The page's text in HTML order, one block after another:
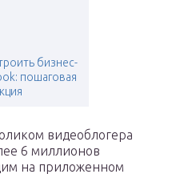
бизнес-
пошаговая
видеоблогера
6 миллионов
на приложенном